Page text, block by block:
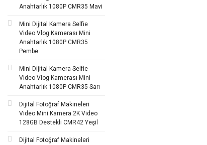
Anahtarlık 1080P CMR35 Mavi
Mini Dijital Kamera Selfie
Video Vlog Kamerası Mini
Anahtarlık 1080P CMR35
Pembe
Mini Dijital Kamera Selfie
Video Vlog Kamerası Mini
Anahtarlık 1080P CMR35 Sarı
Dijital Fotoğraf Makineleri
Video Mini Kamera 2K Video
128GB Destekli CMR42 Yeşil
Dijital Fotoğraf Makineleri